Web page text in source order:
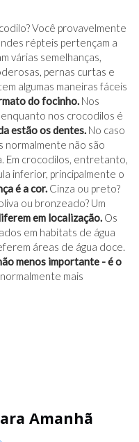
Você provavelmente
répteis pertençam a
várias semelhanças,
pernas curtas e
algumas maneiras fáceis
do focinho. Nos
nos crocodilos é
estão os dentes. No caso
não são
Em crocodilos, entretanto,
inferior, principalmente o
é a cor. Cinza ou preto?
ou bronzeado? Um
em localização. Os
em habitats de água
áreas de água doce.
menos importante - é o
mais
Amanhã